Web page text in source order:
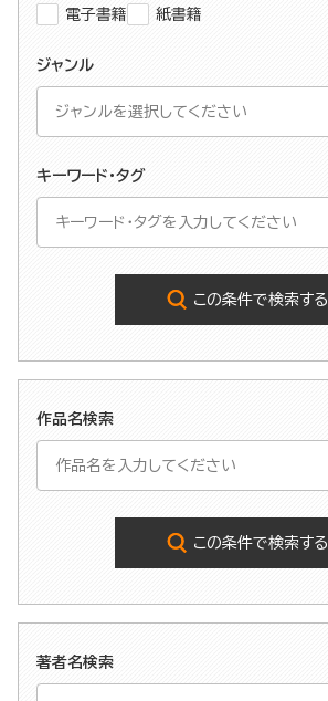
電子書籍 紙書籍
ジャンル
キーワード・タグ
この条件で検索する
作品名検索
この条件で検索する
著者名検索